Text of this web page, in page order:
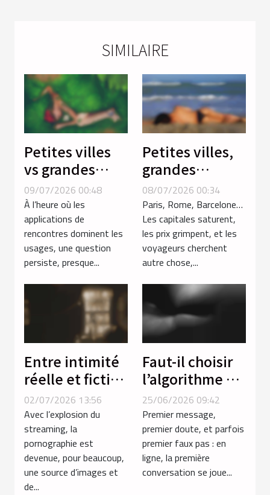
SIMILAIRE
Petites villes
vs grandes
métropoles :
où les
rencontres
sont-elles
vraiment plus
spontanées ?
09/07/2026 00:48
À l’heure où les
applications de
rencontres dominent les
usages, une question
persiste, presque...
Petites villes,
grandes
rencontres :
explorations
hors des
sentiers battus
08/07/2026 00:34
Paris, Rome, Barcelone…
Les capitales saturent,
les prix grimpent, et les
voyageurs cherchent
autre chose,...
Entre intimité
réelle et fiction
: comment la
vidéo porno
façonne nos
attentes
02/07/2026 13:56
Avec l’explosion du
streaming, la
pornographie est
devenue, pour beaucoup,
une source d’images et
de...
Faut-il choisir
l’algorithme ou
l’instinct pour
réussir sa
première
conversation
en ligne ?
25/06/2026 09:42
Premier message,
premier doute, et parfois
premier faux pas : en
ligne, la première
conversation se joue...